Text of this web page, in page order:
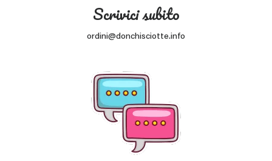
Scrivici subito
ordini@donchisciotte.info